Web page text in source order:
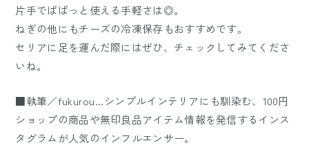
片手でぱぱっと使える手軽さは◎。
ねぎの他にもチーズの冷凍保存もおすすめです。
セリアに足を運んだ際にはぜひ、チェックしてみてくださ
いね。
■執筆／fukurou…シンプルインテリアにも馴染む、100円
ショップの商品や無印良品アイテム情報を発信するインス
タグラムが人気のインフルエンサー。